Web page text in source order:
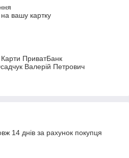
вашу картку
ПриватБанк
Валерій Петрович
14 днів за рахунок покупця